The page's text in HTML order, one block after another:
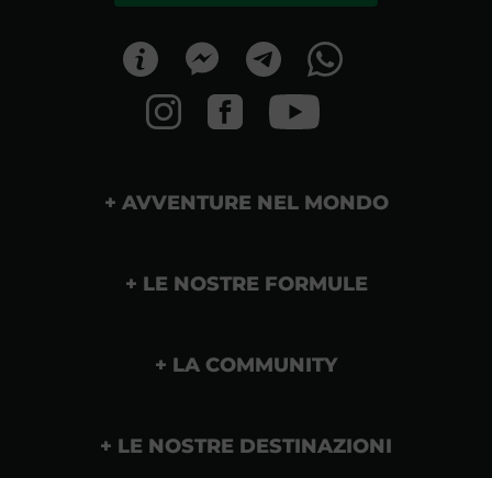
AVVENTURE NEL MONDO
LE NOSTRE FORMULE
LA COMMUNITY
LE NOSTRE DESTINAZIONI